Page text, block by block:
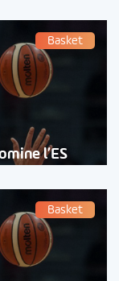
Basket
l’ES
Basket